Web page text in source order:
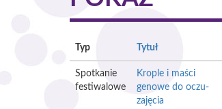
Typ Tytuł
Spotkanie
festiwalowe
Krople i maści
genowe do oczu-
zajęcia